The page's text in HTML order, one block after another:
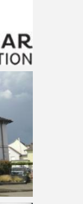
son
à
Lundi
–